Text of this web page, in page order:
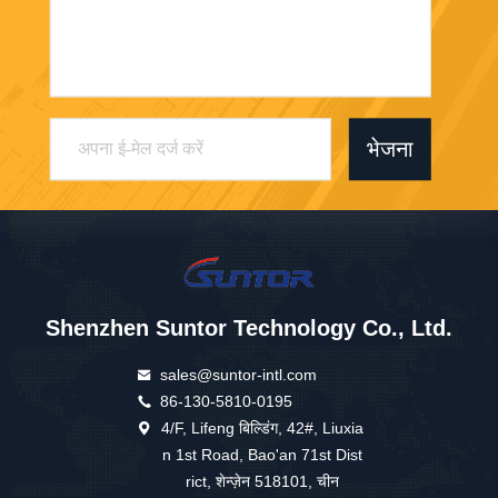
भेजना
Shenzhen Suntor Technology Co., Ltd.
sales@suntor-intl.com
86-130-5810-0195
4/F, Lifeng बिल्डिंग, 42#, Liuxia
n 1st Road, Bao'an 71st Dist
rict, शेन्ज़ेन 518101, चीन